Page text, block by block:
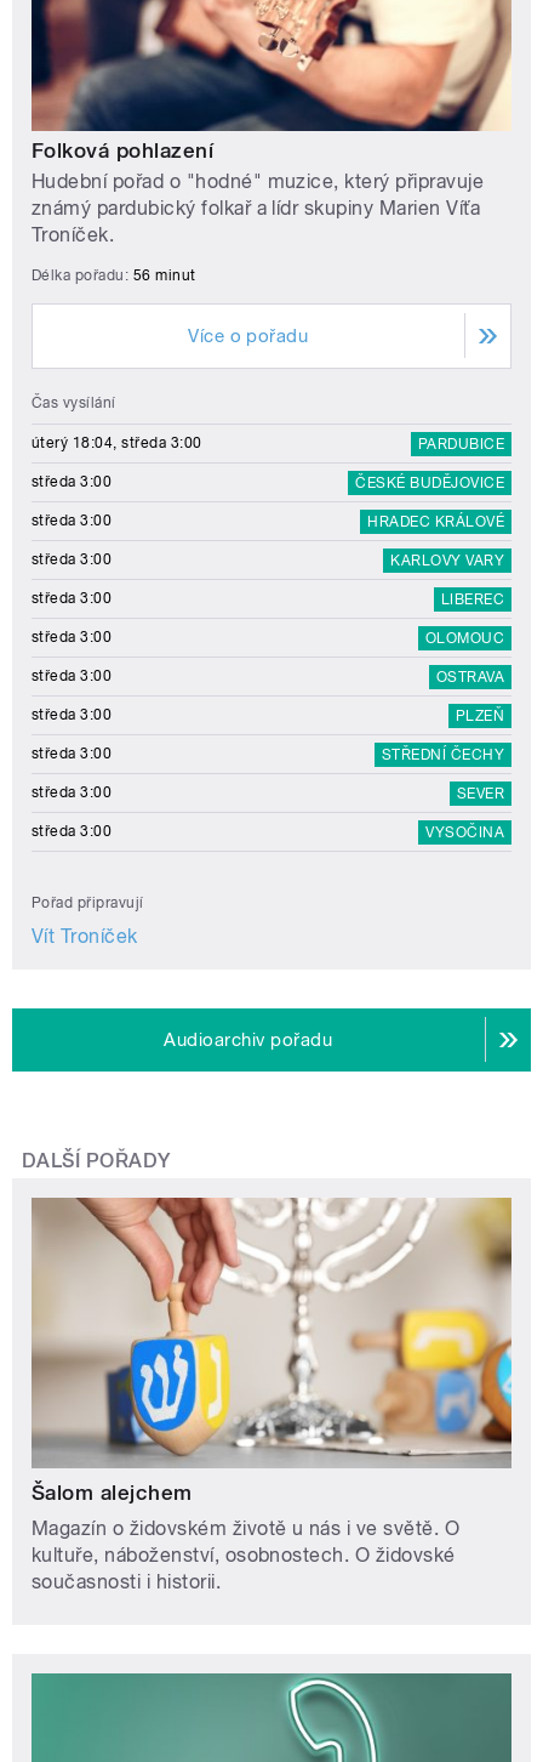
Folková pohlazení
Hudební pořad o "hodné" muzice, který připravuje
známý pardubický folkař a lídr skupiny Marien Víťa
Troníček.
Délka pořadu: 56 minut
Více o pořadu
Čas vysílání
úterý 18:04, středa 3:00 PARDUBICE
středa 3:00 ČESKÉ BUDĚJOVICE
středa 3:00 HRADEC KRÁLOVÉ
středa 3:00 KARLOVY VARY
středa 3:00 LIBEREC
středa 3:00 OLOMOUC
středa 3:00 OSTRAVA
středa 3:00 PLZEŇ
středa 3:00 STŘEDNÍ ČECHY
středa 3:00 SEVER
středa 3:00 VYSOČINA
Pořad připravují
Vít Troníček
Audioarchiv pořadu
DALŠÍ POŘADY
Šalom alejchem
Magazín o židovském životě u nás i ve světě. O
kultuře, náboženství, osobnostech. O židovské
současnosti i historii.